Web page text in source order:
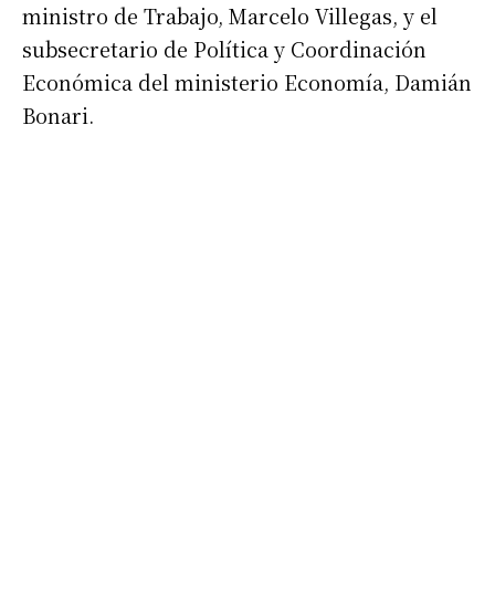
ministro de Trabajo, Marcelo Villegas, y el
subsecretario de Política y Coordinación
Económica del ministerio Economía, Damián
Bonari.